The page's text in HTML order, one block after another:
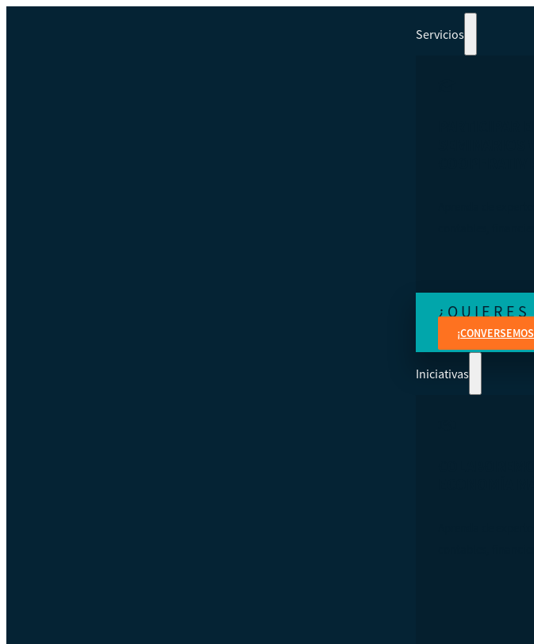
Servicios
¿QUIERES
Iniciativas